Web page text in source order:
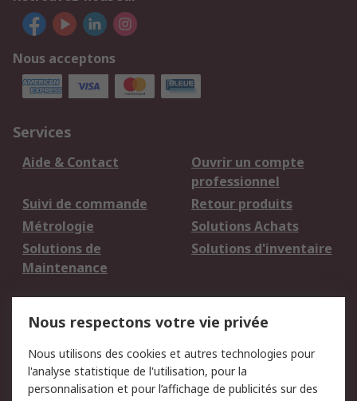
Nous acceptons
Services
Aide & Contact
Ouvrir un compte
professionnel
Suivi de commande
Retour produits
Métrologie
Solutions Achats
Solutions de
Maintenance
Solutions d'inventaire
du site
Politique de protection
Sécurité des E-mails
Nous respectons votre vie privée
Nous utilisons des cookies et autres technologies pour
l'analyse statistique de l'utilisation, pour la
personnalisation et pour l’affichage de publicités sur des